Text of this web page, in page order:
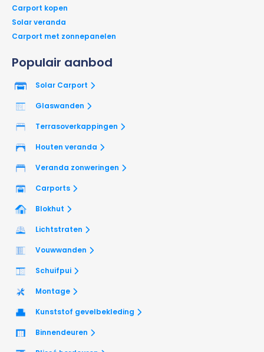
Populair aanbod
Solar Carport
Glaswanden
Terrasoverkappingen
Houten veranda
Veranda zonweringen
Carports
Blokhut
Lichtstraten
Vouwwanden
Schuifpui
Montage
Kunststof gevelbekleding
Binnendeuren
Carport kopen
Solar veranda
Carport met zonnepanelen